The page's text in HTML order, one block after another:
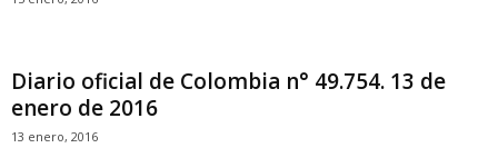
Diario oficial de Colombia n° 49.754. 13 de
enero de 2016
13 enero, 2016